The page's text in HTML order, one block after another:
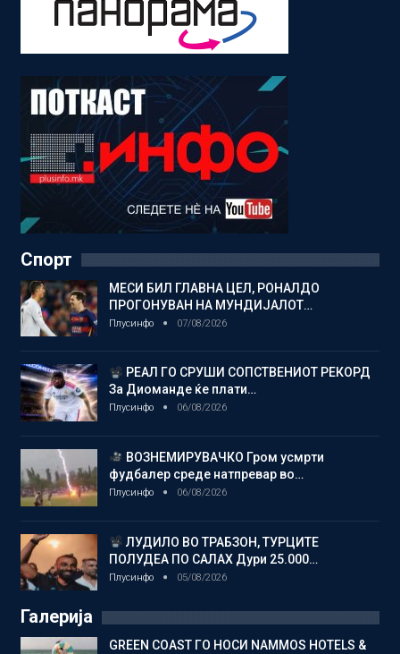
Спорт
МЕСИ БИЛ ГЛАВНА ЦЕЛ, РОНАЛДО
ПРОГОНУВАН НА МУНДИЈАЛОТ…
Плусинфо 07/08/2026
РЕАЛ ГО СРУШИ СОПСТВЕНИОТ РЕКОРД
За Диоманде ќе плати…
Плусинфо 06/08/2026
ВОЗНЕМИРУВАЧКО Гром усмрти
фудбалер среде натпревар во…
Плусинфо 06/08/2026
ЛУДИЛО ВО ТРАБЗОН, ТУРЦИТЕ
ПОЛУДЕА ПО САЛАХ Дури 25.000…
Плусинфо 05/08/2026
Галерија
GREEN COAST ГО НОСИ NAMMOS HOTELS &